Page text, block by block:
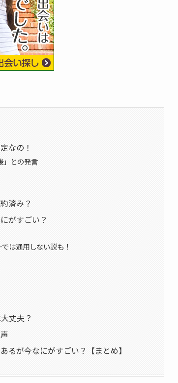
なの！
」との発言
済み？
がすごい？
は通用しない説も！
丈夫？
るが今なにがすごい？【まとめ】